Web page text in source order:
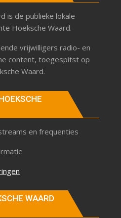
is de publieke lokale
Hoeksche Waard.
vrijwilligers radio- en
content, toegespitst op
Waard.
en frequenties
WAARD